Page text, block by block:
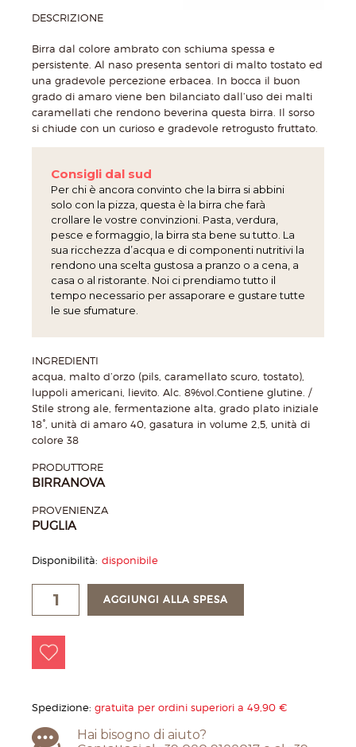
DESCRIZIONE
Birra dal colore ambrato con schiuma spessa e
persistente. Al naso presenta sentori di malto tostato ed
una gradevole percezione erbacea. In bocca il buon
grado di amaro viene ben bilanciato dall’uso dei malti
caramellati che rendono beverina questa birra. Il sorso
si chiude con un curioso e gradevole retrogusto fruttato.
Consigli dal sud
Per chi è ancora convinto che la birra si abbini
solo con la pizza, questa è la birra che farà
crollare le vostre convinzioni. Pasta, verdura,
pesce e formaggio, la birra sta bene su tutto. La
sua ricchezza d’acqua e di componenti nutritivi la
rendono una scelta gustosa a pranzo o a cena, a
casa o al ristorante. Noi ci prendiamo tutto il
tempo necessario per assaporare e gustare tutte
le sue sfumature.
INGREDIENTI
acqua, malto d’orzo (pils, caramellato scuro, tostato),
luppoli americani, lievito. Alc. 8%vol.Contiene glutine. /
Stile strong ale, fermentazione alta, grado plato iniziale
18°, unità di amaro 40, gasatura in volume 2,5, unità di
colore 38
PRODUTTORE
BIRRANOVA
PROVENIENZA
PUGLIA
Disponibilità: disponibile
AGGIUNGI ALLA SPESA
Spedizione: gratuita per ordini superiori a 49,90 €
Hai bisogno di aiuto?